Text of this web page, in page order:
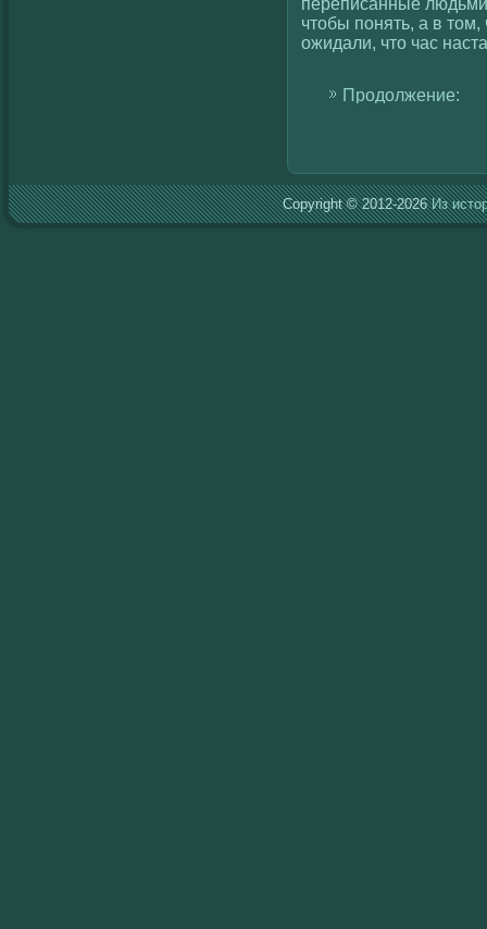
переписанные
чтобы понять, а в том,
ожидали, что час
Продолжение:
Copyright © 2012-2026Из